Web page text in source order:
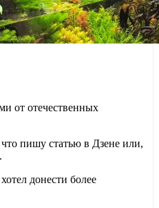
от отечественных
пишу статью в Дзене или,
донести более